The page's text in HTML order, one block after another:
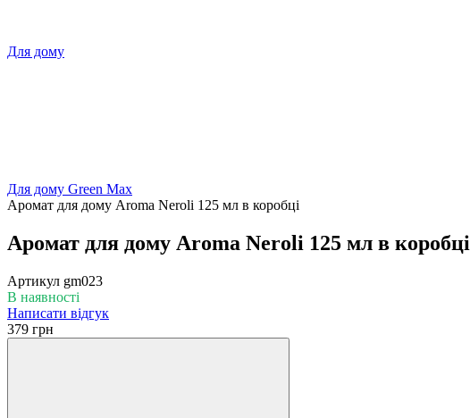
Для дому
Для дому Green Max
Аромат для дому Aroma Neroli 125 мл в коробці
Аромат для дому Aroma Neroli 125 мл в коробці
Артикул gm023
В наявності
Написати відгук
379 грн